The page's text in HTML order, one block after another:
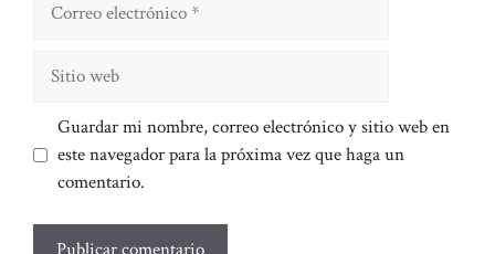
electrónico
web
Guardar mi nombre, correo electrónico y sitio web en
este navegador para la próxima vez que haga un
comentario.